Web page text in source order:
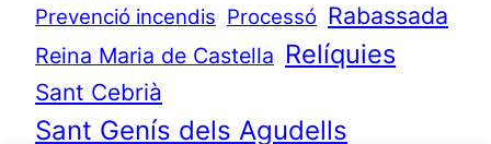
Prevenció incendis Processó Rabassada
Reina Maria de Castella Relíquies
Sant Cebrià
Sant Genís dels Agudells